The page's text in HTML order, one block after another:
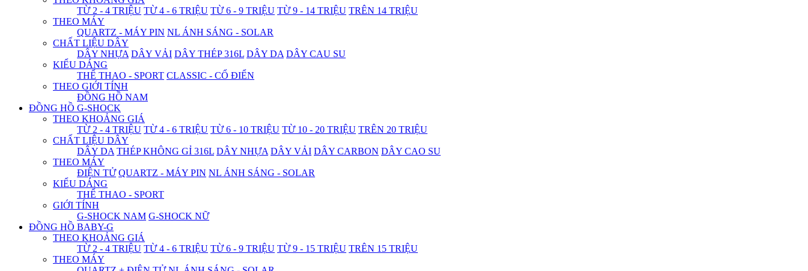
TỪ 2 - 4 TRIỆU TỪ 4 - 6 TRIỆU TỪ 6 - 9 TRIỆU TỪ 9 - 14 TRIỆU TRÊN 14 TRIỆU
THEO MÁY
QUARTZ - MÁY PIN NL ÁNH SÁNG - SOLAR
CHẤT LIỆU DÂY
DÂY NHỰA DÂY VẢI DÂY THÉP 316L DÂY DA DÂY CAU SU
KIỂU DÁNG
THỂ THAO - SPORT CLASSIC - CỔ ĐIỂN
THEO GIỚI TÍNH
ĐỒNG HỒ NAM
ĐỒNG HỒ G-SHOCK
THEO KHOẢNG GIÁ
TỪ 2 - 4 TRIỆU TỪ 4 - 6 TRIỆU TỪ 6 - 10 TRIỆU TỪ 10 - 20 TRIỆU TRÊN 20 TRIỆU
CHẤT LIỆU DÂY
DÂY DA THÉP KHÔNG GỈ 316L DÂY NHỰA DÂY VẢI DÂY CARBON DÂY CAO SU
THEO MÁY
ĐIỆN TỬ QUARTZ - MÁY PIN NL ÁNH SÁNG - SOLAR
KIỂU DÁNG
THỂ THAO - SPORT
GIỚI TÍNH
G-SHOCK NAM G-SHOCK NỮ
ĐỒNG HỒ BABY-G
THEO KHOẢNG GIÁ
TỪ 2 - 4 TRIỆU TỪ 4 - 6 TRIỆU TỪ 6 - 9 TRIỆU TỪ 9 - 15 TRIỆU TRÊN 15 TRIỆU
THEO MÁY